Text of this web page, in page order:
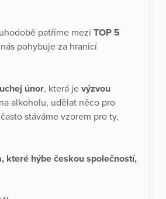
patříme mezi TOP 5
pohybuje za hranicí
únor, která je výzvou
na alkoholu, udělat něco pro
stáváme vzorem pro ty,
které hýbe českou společností,